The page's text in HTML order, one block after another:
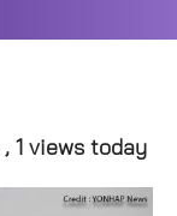
, 1 views today